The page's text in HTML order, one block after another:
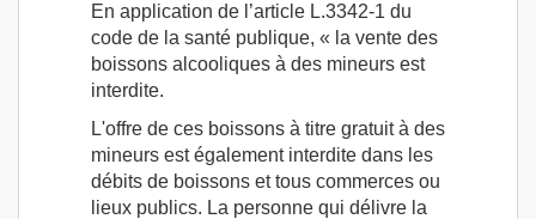
En application de l’article L.3342-1 du
code de la santé publique, « la vente des
boissons alcooliques à des mineurs est
interdite.
L'offre de ces boissons à titre gratuit à des
mineurs est également interdite dans les
débits de boissons et tous commerces ou
lieux publics. La personne qui délivre la